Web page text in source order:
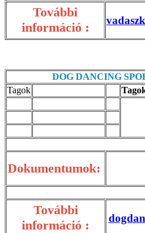
További
információ :
DOG DANCING
Tagok
Dokumentumok:
További
információ :